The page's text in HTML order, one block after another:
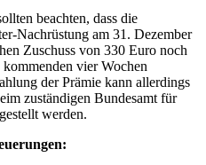
beachten, dass die
Nachrüstung am 31. Dezember
Zuschuss von 330 Euro noch
vier Wochen
der Prämie kann allerdings
zuständigen Bundesamt für
werden.